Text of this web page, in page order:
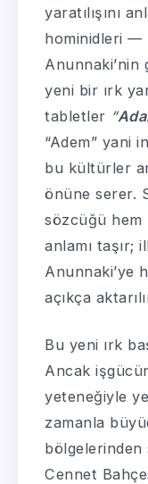
yaratılışını
hominidleri —
Anunnaki’nin
yeni bir ırk
tabletler “
“Adem” yani
bu kültürler
önüne serer.
sözcüğü hem
anlamı taşır;
Anunnaki’ye
açıkça
Bu yeni ırk
Ancak
yeteneğiyle
zamanla
Cennet